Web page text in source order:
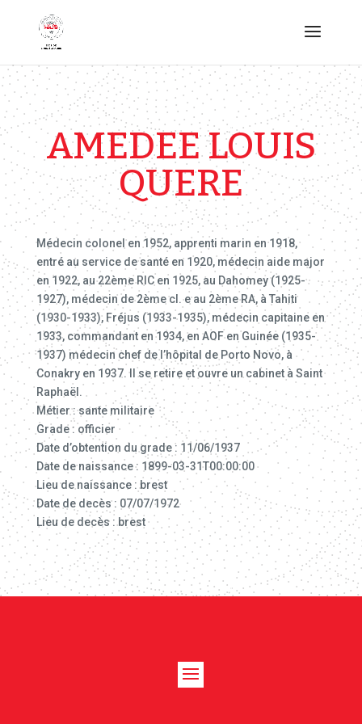
AMEDEE LOUIS
QUERE
Médecin colonel en 1952, apprenti marin en 1918,
entré au service de santé en 1920, médecin aide major
en 1922, au 22ème RIC en 1925, au Dahomey (1925-
1927), médecin de 2ème cl. e au 2ème RA, à Tahiti
(1930-1933), Fréjus (1933-1935), médecin capitaine en
1933, commandant en 1934, en AOF en Guinée (1935-
1937) médecin chef de l’hôpital de Porto Novo, à
Conakry en 1937. Il se retire et ouvre un cabinet à Saint
Raphaël.
Métier : sante militaire
Grade : officier
Date d’obtention du grade : 11/06/1937
Date de naissance : 1899-03-31T00:00:00
Lieu de naissance : brest
Date de decès : 07/07/1972
Lieu de decès : brest